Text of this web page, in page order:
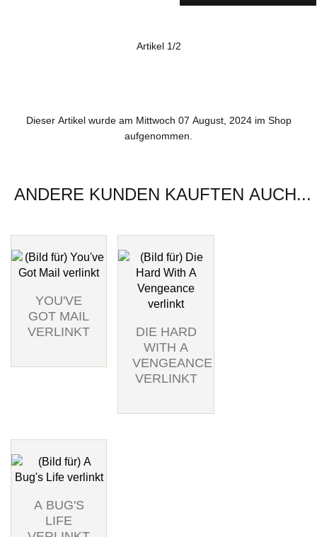
Artikel 1/2
Dieser Artikel wurde am Mittwoch 07 August, 2024 im Shop
aufgenommen.
ANDERE KUNDEN KAUFTEN AUCH...
YOU'VE
GOT MAIL
VERLINKT
DIE HARD
WITH A
VENGEANCE
VERLINKT
A BUG'S
LIFE